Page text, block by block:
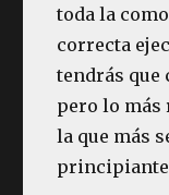
toda la
correcta
tendrás que
pero lo más
la que más